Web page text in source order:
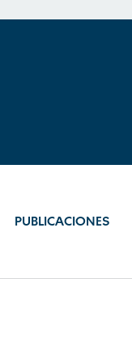
PUBLICACIONES